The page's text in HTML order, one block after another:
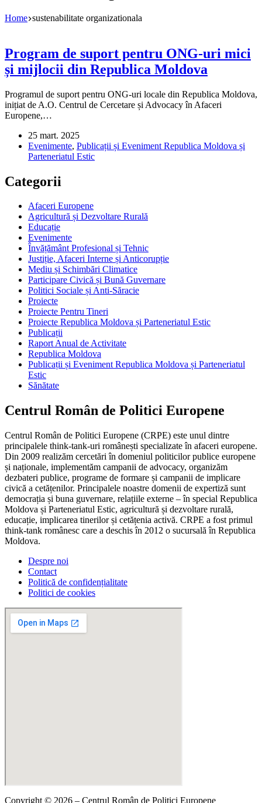
Home sustenabilitate organizationala
Program de suport pentru ONG-uri mici
și mijlocii din Republica Moldova
Programul de suport pentru ONG-uri locale din Republica Moldova,
inițiat de A.O. Centrul de Cercetare și Advocacy în Afaceri
Europene,…
25 mart. 2025
Evenimente, Publicații și Eveniment Republica Moldova și
Parteneriatul Estic
Categorii
Afaceri Europene
Agricultură și Dezvoltare Rurală
Educație
Evenimente
Învățământ Profesional și Tehnic
Justiție, Afaceri Interne și Anticorupție
Mediu și Schimbări Climatice
Participare Civică și Bună Guvernare
Politici Sociale și Anti-Săracie
Proiecte
Proiecte Pentru Tineri
Proiecte Republica Moldova și Parteneriatul Estic
Publicații
Raport Anual de Activitate
Republica Moldova
Publicații și Eveniment Republica Moldova și Parteneriatul
Estic
Sănătate
Centrul Român de Politici Europene
Centrul Român de Politici Europene (CRPE) este unul dintre
principalele think-tank-uri românești specializate în afaceri europene.
Din 2009 realizăm cercetări în domeniul politicilor publice europene
și naționale, implementăm campanii de advocacy, organizăm
dezbateri publice, programe de formare și campanii de implicare
civică a cetățenilor. Principalele noastre domenii de expertiză sunt
democrația și buna guvernare, relațiile externe – în special Republica
Moldova și Parteneriatul Estic, agricultură și dezvoltare rurală,
educație, implicarea tinerilor și cetățenia activă. CRPE a fost primul
think-tank românesc care a deschis în 2012 o sucursală în Republica
Moldova.
Despre noi
Contact
Politică de confidențialitate
Politici de cookies
Copyright © 2026 – Centrul Român de Politici Europene